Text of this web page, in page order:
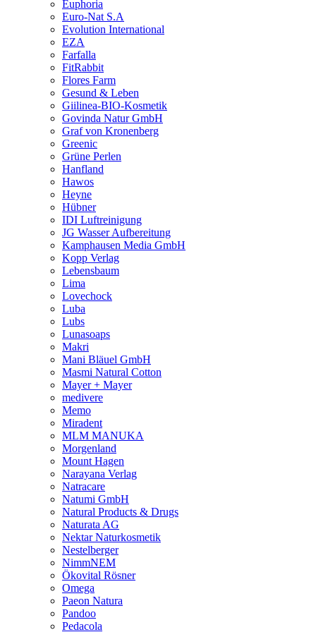
Euphoria
Euro-Nat S.A
Evolution International
EZA
Farfalla
FitRabbit
Flores Farm
Gesund & Leben
Giilinea-BIO-Kosmetik
Govinda Natur GmbH
Graf von Kronenberg
Greenic
Grüne Perlen
Hanfland
Hawos
Heyne
Hübner
IDI Luftreinigung
JG Wasser Aufbereitung
Kamphausen Media GmbH
Kopp Verlag
Lebensbaum
Lima
Lovechock
Luba
Lubs
Lunasoaps
Makri
Mani Bläuel GmbH
Masmi Natural Cotton
Mayer + Mayer
medivere
Memo
Miradent
MLM MANUKA
Morgenland
Mount Hagen
Narayana Verlag
Natracare
Natumi GmbH
Natural Products & Drugs
Naturata AG
Nektar Naturkosmetik
Nestelberger
NimmNEM
Ökovital Rösner
Omega
Paeon Natura
Pandoo
Pedacola